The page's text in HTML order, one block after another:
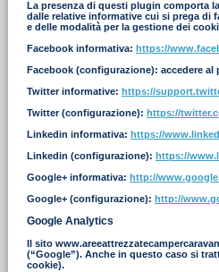
La presenza di questi plugin comporta
dalle relative informative cui si prega di
e delle modalità per la gestione dei
Facebook informativa: https://
Facebook (configurazione): accedere al
Twitter informative: https://
Twitter (configurazione): https://
Linkedin informativa: https://
Linkedin (configurazione): https://
Google+ informativa: http://
Google+ (configurazione): http://
Google Analytics
Il sito
(“Google”). Anche in questo caso si
cookie).